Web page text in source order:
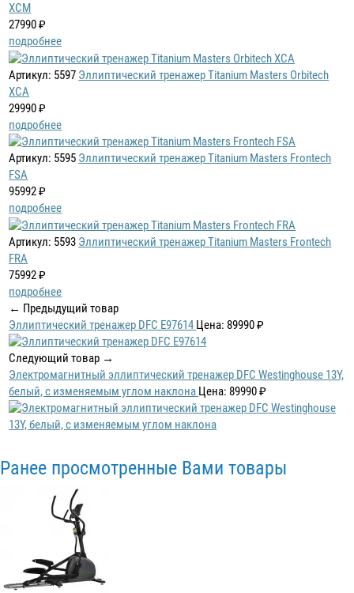
XCM
27990 ₽
подробнее
Артикул: 5597 Эллиптический тренажер Titanium Masters Orbitech
XCA
29990 ₽
подробнее
Артикул: 5595 Эллиптический тренажер Titanium Masters Frontech
FSA
95992 ₽
подробнее
Артикул: 5593 Эллиптический тренажер Titanium Masters Frontech
FRA
75992 ₽
подробнее
← Предыдущий товар
Эллиптический тренажер DFC E97614 Цена: 89990 ₽
Следующий товар →
Электромагнитный эллиптический тренажер DFC Westinghouse 13Y,
белый, с изменяемым углом наклона Цена: 89990 ₽
Ранее просмотренные Вами товары